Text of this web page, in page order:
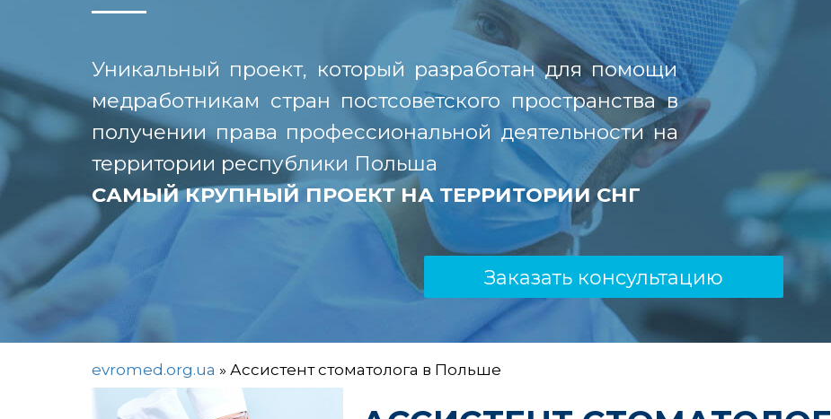
Уникальный проект, который разработан для помощи
медработникам стран постсоветского пространства в
получении права профессиональной деятельности на
территории республики Польша
САМЫЙ КРУПНЫЙ ПРОЕКТ НА ТЕРРИТОРИИ СНГ
Заказать консультацию
evromed.org.ua » Ассистент стоматолога в Польше